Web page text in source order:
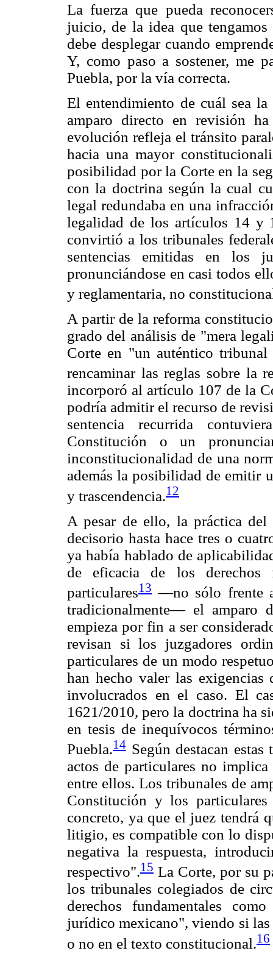
La fuerza que pueda
juicio, de la idea que
debe desplegar cuando
Y, como paso a sostener, me
Puebla, por la vía correcta.
El entendimiento de cuál sea
amparo directo en revisión
evolución refleja el tránsito
hacia una mayor
posibilidad por la Corte en la
con la doctrina según la cual
legal redundaba en una
legalidad de los artículos 14 y
convirtió a los tribunales
sentencias emitidas en los
pronunciándose en casi todos
y reglamentaria, no
A partir de la reforma
grado del análisis de "mera
Corte en "un auténtico
rencaminar las reglas sobre la
incorporó al artículo 107 de la
podría admitir el recurso de
sentencia recurrida
Constitución o un
inconstitucionalidad de una
además la posibilidad de emitir
y trascendencia.12
A pesar de ello, la práctica
decisorio hasta hace tres o
ya había hablado de
de eficacia de los derechos
particulares13 —no sólo frente
tradicionalmente— el amparo
empieza por fin a ser
revisan si los juzgadores
particulares de un modo
han hecho valer las exigencias
involucrados en el caso. El
1621/2010, pero la doctrina ha
en tesis de inequívocos
Puebla.14 Según destacan
actos de particulares no
entre ellos. Los tribunales de
Constitución y los
concreto, ya que el juez tendrá
litigio, es compatible con lo
negativa la respuesta,
respectivo".15 La Corte, por su
los tribunales colegiados de
derechos fundamentales
jurídico mexicano", viendo si las
o no en el texto constitucional.16